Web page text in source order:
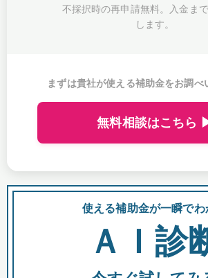
不採択時の再申請無料。入金ま
します。
まずは貴社が使える補助金をお調べ
無料相談はこちら
使える補助金が一瞬でわ
ＡＩ診